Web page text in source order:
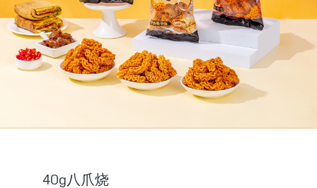
40g八爪烧